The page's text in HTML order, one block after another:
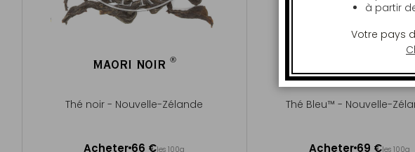
MAORI NOIR ®
Thé noir - Nouvelle-Zélande
Acheter 66 €les 100g
Thé Bleu™ - Nouvelle-
Acheter69 €les 100g
à partir
Votre pays